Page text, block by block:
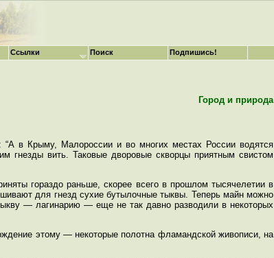
Город и природа
“А в Крыму, Малороссии и во многих местах России водятся
гнезды вить. Таковые дворовые скворцы приятным свистом
гораздо раньше, скорее всего в прошлом тысячелетии в
для гнезд сухие бутылочные тыквы. Теперь майн можно
— лагинарию — еще не так давно разводили в некоторых
этому — некоторые полотна фламандской живописи, на
Ссылки Поиск Подпишись!